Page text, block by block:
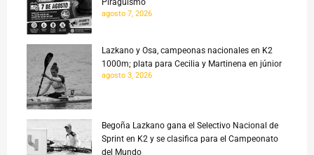
Piragüismo
agosto 7, 2026
Lazkano y Osa, campeonas nacionales en K2
1000m; plata para Cecilia y Martinena en júnior
agosto 3, 2026
Begoña Lazkano gana el Selectivo Nacional de
Sprint en K2 y se clasifica para el Campeonato
del Mundo